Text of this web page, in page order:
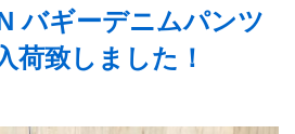
バギーデニムパンツ
荷致しました！